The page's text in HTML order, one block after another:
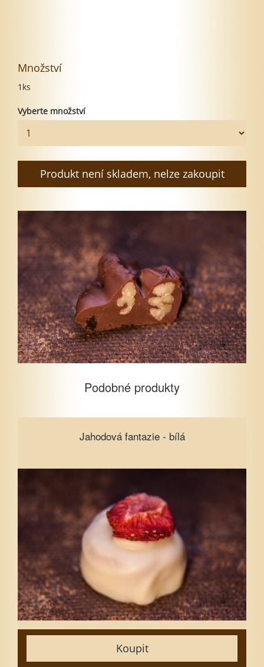
Množství
1ks
Vyberte množství
Produkt není skladem, nelze zakoupit
Podobné produkty
Jahodová fantazie - bílá
Koupit
Jahodová fantazie - bílá
Vyberte množství
1
25
30
35